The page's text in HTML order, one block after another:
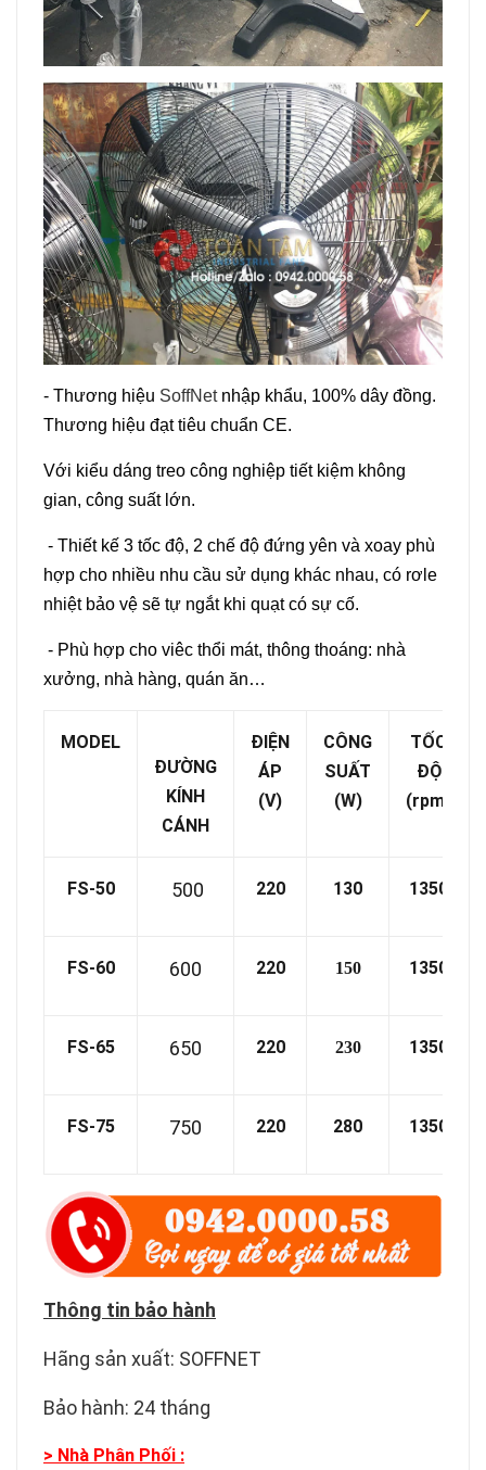
- Thương hiệu SoffNetnhập khẩu, 100% dây đồng.
Thương hiệu đạt tiêu chuẩn CE.
Với kiểu dáng treo công nghiệp tiết kiệm không
gian, công suất lớn.
- Thiết kế 3 tốc độ, 2 chế độ đứng yên và xoay phù
hợp cho nhiều nhu cầu sử dụng khác nhau, có rơle
nhiệt bảo vệ sẽ tự ngắt khi quạt có sự cố.
- Phù hợp cho viêc thổi mát, thông thoáng: nhà
xưởng, nhà hàng, quán ăn…
MODEL
ĐƯỜNG
KÍNH
CÁNH
ĐIỆN
ÁP
(V)
CÔNG
SUẤT
(W)
TỐC
ĐỘ
(rpm)
FS-50 500 220 130 1350
FS-60 600 220 150 1350
FS-65 650 220 230 1350
FS-75 750 220 280 1350
Thông tin bảo hành
Hãng sản xuất: SOFFNET
Bảo hành: 24 tháng
> Nhà Phân Phối :